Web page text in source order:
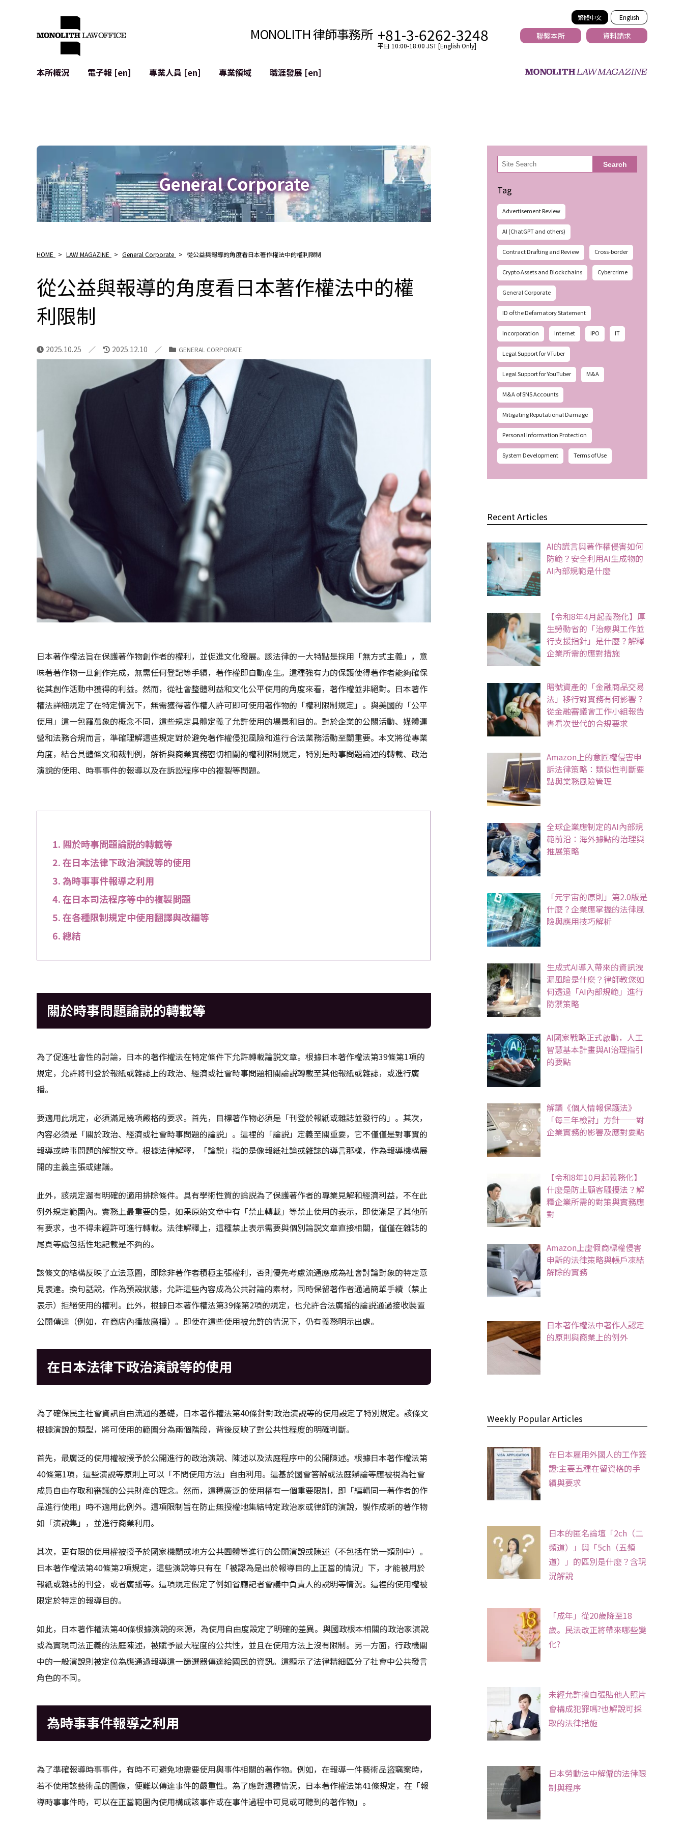
繁體中文 English
MONOLITH 律師事務所 +81-3-6262-3248
平日 10:00-18:00 JST [English Only]
聯繫本所 資料請求
本所概況
電子報 [en] 專業人員 [en]
專業領域
個人資料保護
廣告審查
網絡犯罪
緩解聲譽損害
職涯發展 [en]
General Corporate
HOME > LAW MAGAZINE > General Corporate > 從公益與報導的角度看日本著作權法中的權利限制
從公益與報導的角度看日本著作權法中的權
利限制
2025.10.25 2025.12.10 GENERAL CORPORATE
日本著作權法旨在保護著作物創作者的權利，並促進文化發展。該法律的一大特點是採用「無方式主義」，意
味著著作物一旦創作完成，無需任何登記等手續，著作權即自動產生。這種強有力的保護使得著作者能夠確保
從其創作活動中獲得的利益。然而，從社會整體利益和文化公平使用的角度來看，著作權並非絕對。日本著作
權法詳細規定了在特定情況下，無需獲得著作權人許可即可使用著作物的「權利限制規定」。與美國的「公平
使用」這一包羅萬象的概念不同，這些規定具體定義了允許使用的場景和目的。對於企業的公關活動、媒體運
營和法務合規而言，準確理解這些規定對於避免著作權侵犯風險和進行合法業務活動至關重要。本文將從專業
角度，結合具體條文和裁判例，解析與商業實務密切相關的權利限制規定，特別是時事問題論述的轉載、政治
演說的使用、時事事件的報導以及在訴訟程序中的複製等問題。
關於時事問題論説的轉載等
在日本法律下政治演說等的使用
為時事事件報導之利用
在日本司法程序等中的複製問題
在各種限制規定中使用翻譯與改編等
總結
關於時事問題論説的轉載等
為了促進社會性的討論，日本的著作權法在特定條件下允許轉載論説文章。根據日本著作權法第39條第1項的
規定，允許將刊登於報紙或雜誌上的政治、經濟或社會時事問題相關論説轉載至其他報紙或雜誌，或進行廣
播。
要適用此規定，必須滿足幾項嚴格的要求。首先，目標著作物必須是「刊登於報紙或雜誌並發行的」。其次，
內容必須是「關於政治、經濟或社會時事問題的論説」。這裡的「論説」定義至關重要，它不僅僅是對事實的
報導或時事問題的解説文章。根據法律解釋，「論説」指的是像報紙社論或雜誌的導言那樣，作為報導機構展
開的主義主張或建議。
此外，該規定還有明確的適用排除條件。具有學術性質的論説為了保護著作者的專業見解和經濟利益，不在此
例外規定範圍內。實務上最重要的是，如果原始文章中有「禁止轉載」等禁止使用的表示，即使滿足了其他所
有要求，也不得未經許可進行轉載。法律解釋上，這種禁止表示需要與個別論説文章直接相關，僅僅在雜誌的
尾頁等處包括性地記載是不夠的。
該條文的結構反映了立法意圖，即除非著作者積極主張權利，否則優先考慮流通應成為社會討論對象的特定意
見表達。換句話說，作為預設狀態，允許這些內容成為公共討論的素材，同時保留著作者通過簡單手續（禁止
表示）拒絕使用的權利。此外，根據日本著作權法第39條第2項的規定，也允許合法廣播的論説通過接收裝置
公開傳達（例如，在商店內播放廣播）。即使在這些使用被允許的情況下，仍有義務明示出處。
在日本法律下政治演說等的使用
為了確保民主社會資訊自由流通的基礎，日本著作權法第40條針對政治演說等的使用設定了特別規定。該條文
根據演說的類型，將可使用的範圍分為兩個階段，背後反映了對公共性程度的明確判斷。
首先，最廣泛的使用權被授予於公開進行的政治演說、陳述以及法庭程序中的公開陳述。根據日本著作權法第
40條第1項，這些演說等原則上可以「不問使用方法」自由利用。這基於國會答辯或法庭辯論等應被視為社會
成員自由存取和審議的公共財產的理念。然而，這種廣泛的使用權有一個重要限制，即「編輯同一著作者的作
品進行使用」時不適用此例外。這項限制旨在防止無授權地集結特定政治家或律師的演說，製作成新的著作物
如「演說集」，並進行商業利用。
其次，更有限的使用權被授予於國家機關或地方公共團體等進行的公開演說或陳述（不包括在第一類別中）。
日本著作權法第40條第2項規定，這些演說等只有在「被認為是出於報導目的上正當的情況」下，才能被用於
報紙或雜誌的刊登，或者廣播等。這項規定假定了例如省廳記者會議中負責人的說明等情況。這裡的使用權被
限定於特定的報導目的。
如此，日本著作權法第40條根據演說的來源，為使用自由度設定了明確的差異。與國政根本相關的政治家演說
或為實現司法正義的法庭陳述，被賦予最大程度的公共性，並且在使用方法上沒有限制。另一方面，行政機關
中的一般演說則被定位為應通過報導這一篩選器傳達給國民的資訊。這顯示了法律精細區分了社會中公共發言
角色的不同。
為時事事件報導之利用
為了準確報導時事事件，有時不可避免地需要使用與事件相關的著作物。例如，在報導一件藝術品盜竊案時，
若不使用該藝術品的圖像，便難以傳達事件的嚴重性。為了應對這種情況，日本著作權法第41條規定，在「報
導時事事件時，可以在正當範圍內使用構成該事件或在事件過程中可見或可聽到的著作物」。
検
索 Search
Tag
Advertisement Review
AI (ChatGPT and others)
Contract Drafting and Review Cross-border
Crypto Assets and Blockchains Cybercrime
General Corporate
ID of the Defamatory Statement
Incorporation Internet IPO IT
Legal Support for VTuber
Legal Support for YouTuber M&A
M&A of SNS Accounts
Mitigating Reputational Damage
Personal Information Protection
System Development Terms of Use
Recent Articles
AI的謊言與著作權侵害如何
防範？安全利用AI生成物的
AI內部規範是什麼
【令和8年4月起義務化】厚
生勞動省的「治療與工作並
行支援指針」是什麼？解釋
企業所需的應對措施
暗號資產的「金融商品交易
法」移行對實務有何影響？
從金融審議會工作小組報告
書看次世代的合規要求
Amazon上的意匠權侵害申
訴法律策略：類似性判斷要
點與業務風險管理
全球企業應制定的AI內部規
範前沿：海外據點的治理與
推展策略
「元宇宙的原則」第2.0版是
什麼？企業應掌握的法律風
險與應用技巧解析
生成式AI導入帶來的資訊洩
漏風險是什麼？律師教您如
何透過「AI內部規範」進行
防禦策略
AI國家戰略正式啟動，人工
智慧基本計畫與AI治理指引
的要點
解讀《個人情報保護法》
「每三年檢討」方針──對
企業實務的影響及應對要點
【令和8年10月起義務化】
什麼是防止顧客騷擾法？解
釋企業所需的對策與實務應
對
Amazon上虛假商標權侵害
申訴的法律策略與帳戶凍結
解除的實務
日本著作權法中著作人認定
的原則與商業上的例外
Weekly Popular Articles
在日本雇用外國人的工作簽
證:主要五種在留資格的手
續與要求
日本的匿名論壇「2ch（二
頻道）」與「5ch（五頻
道）」的區別是什麼？含現
況解說
「成年」從20歲降至18
歲。民法改正將帶來哪些變
化?
未經允許擅自張貼他人照片
會構成犯罪嗎?也解說可採
取的法律措施
日本勞動法中解僱的法律限
制與程序